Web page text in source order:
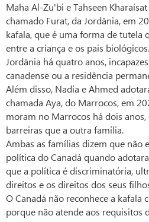
Maha Al-Zu'bi e Tahseen
chamado Furat, da Jordânia, em
kafala, que é uma forma de tutela
entre a criança e os pais
Jordânia há quatro anos,
canadense ou a residência
Além disso, Nadia e Ahmed
chamada Aya, do Marrocos, em
moram no Marrocos há dois
barreiras que a outra família.
Ambas as famílias dizem que não
política do Canadá quando
que a política é discriminatória,
direitos e os direitos dos seus
O Canadá não reconhece a kafala
porque não atende aos requisitos